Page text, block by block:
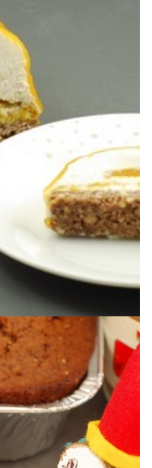
COCO &
de la pasión, apto para